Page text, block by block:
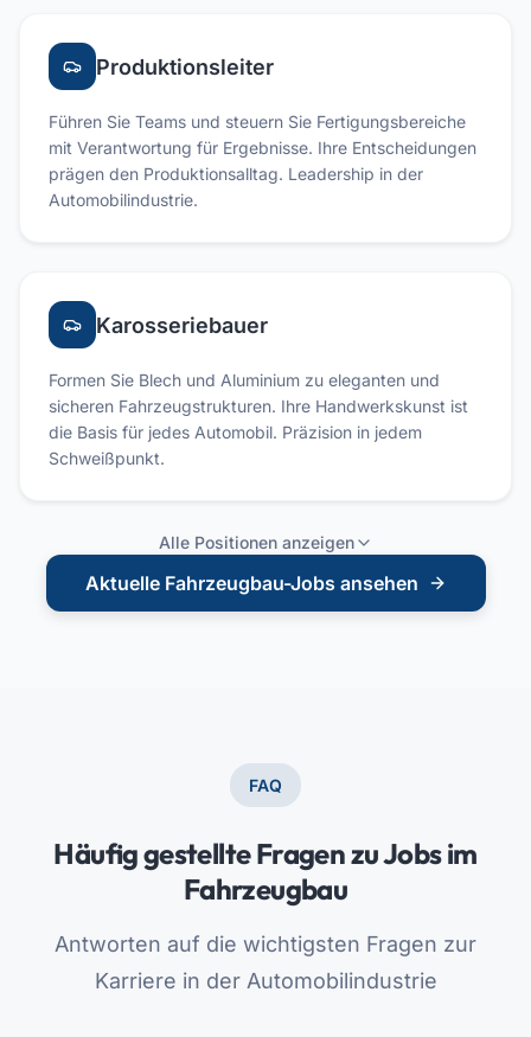
Produktionsleiter
Führen Sie Teams und steuern Sie Fertigungsbereiche
mit Verantwortung für Ergebnisse. Ihre Entscheidungen
prägen den Produktionsalltag. Leadership in der
Automobilindustrie.
Karosseriebauer
Formen Sie Blech und Aluminium zu eleganten und
sicheren Fahrzeugstrukturen. Ihre Handwerkskunst ist
die Basis für jedes Automobil. Präzision in jedem
Schweißpunkt.
Alle Positionen anzeigen
Aktuelle Fahrzeugbau-Jobs ansehen
FAQ
Häufig gestellte Fragen zu Jobs im
Fahrzeugbau
Antworten auf die wichtigsten Fragen zur
Karriere in der Automobilindustrie